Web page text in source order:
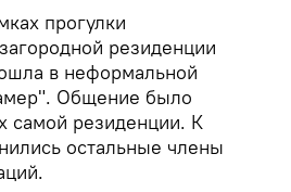
прогулки
резиденции
в неформальной
Общение было
самой резиденции. К
остальные члены